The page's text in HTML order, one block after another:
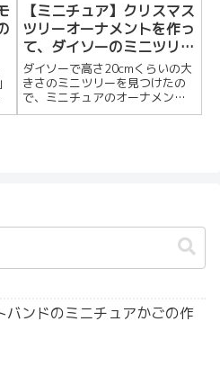
【ミニチュア】クリスマス
ツリーオーナメントを作っ
て、ダイソーのミニツリー
に飾ってみた
ダイソーで高さ20cmくらいの大
きさのミニツリーを見つけたの
で、ミニチュアのオーナメント
を作ってみました。購入したミ
バンドのミニチュアかごの作